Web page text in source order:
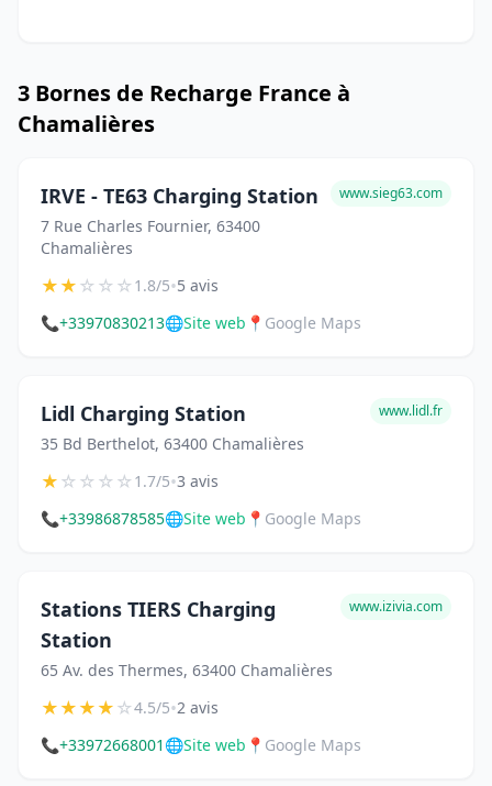
3 Bornes de Recharge France à
Chamalières
IRVE - TE63 Charging Station
7 Rue Charles Fournier, 63400
Chamalières
www.sieg63.com
★★☆☆☆1.8/5•5 avis
📞+33970830213🌐Site web 📍 Google Maps
Lidl Charging Station
35 Bd Berthelot, 63400 Chamalières
www.lidl.fr
★☆☆☆☆1.7/5•3 avis
📞+33986878585🌐Site web 📍 Google Maps
Stations TIERS Charging
Station
65 Av. des Thermes, 63400 Chamalières
www.izivia.com
★★★★☆4.5/5•2 avis
📞+33972668001 🌐Site web 📍 Google Maps